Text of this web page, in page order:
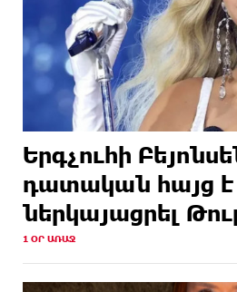
Երգչուհի
դատական հայց է
ներկայացրել
1 ՕՐ ԱՌԱՋ